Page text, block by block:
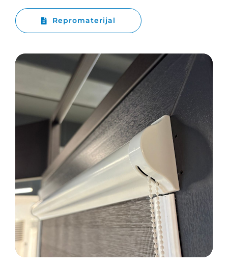
Repromaterijal
Dostupne u različitim
veličinama i bojama